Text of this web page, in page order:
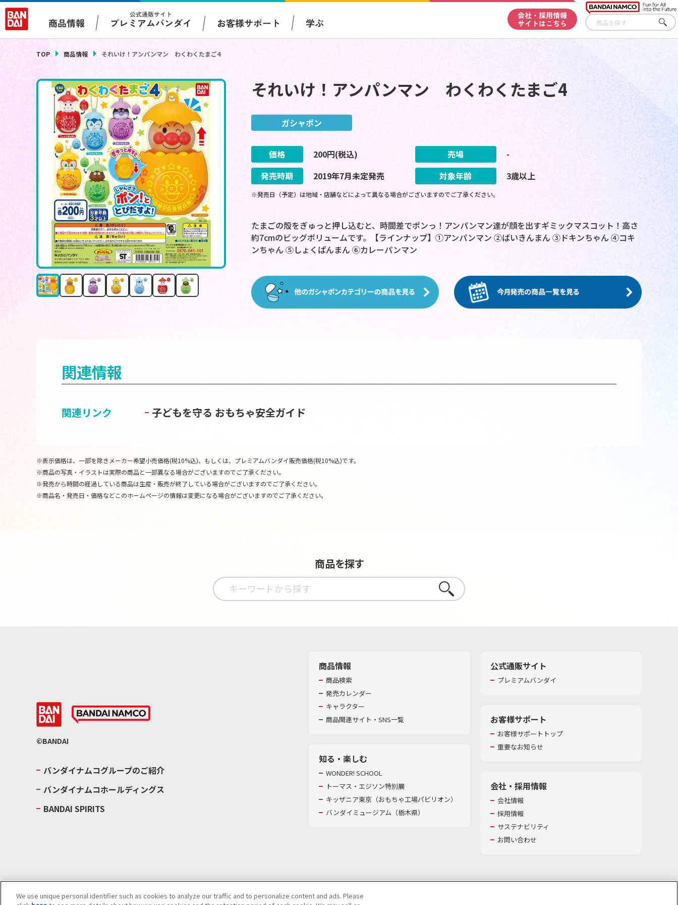
商品情報
公式通販サイト
プレミアムバンダイ お客様サポート 学ぶ
会社・採用情報
サイトはこちら
さが
す
TOP 商品情報 それいけ！アンパンマン わくわくたまご4
それいけ！アンパンマン わくわくたまご4
ガシャポン
価格 200円(税込) 売場
-
発売時期
2019年7月未定発売 対象年齢 3歳以上
※発売日（予定）は地域・店舗などによって異なる場合がございますのでご了承ください。
たまごの殻をぎゅっと押し込むと、時間差でポンっ！アンパンマン達が顔を出すギミックマスコット！高さ
約7cmのビッグボリュームです。【ラインナップ】①アンパンマン ②ばいきんまん ③ドキンちゃん ④コキ
ンちゃん ⑤しょくぱんまん ⑥カレーパンマン
関連情報
関連リンク 子どもを守る おもちゃ安全ガイド
※表示価格は、一部を除きメーカー希望小売価格(税10%込)、もしくは、プレミアムバンダイ販売価格(税10%込)です。
※商品の写真・イラストは実際の商品と一部異なる場合がございますのでご了承ください。
※発売から時間の経過している商品は生産・販売が終了している場合がございますのでご了承ください。
※商品名・発売日・価格などこのホームページの情報は変更になる場合がございますのでご了承ください。
商品を探す
さがす
©BANDAI
バンダイナムコグループのご紹介
バンダイナムコホールディングス
BANDAI SPIRITS
商品情報
商品検索
発売カレンダー
キャラクター
商品関連サイト・SNS一覧
知る・楽しむ
WONDER! SCHOOL
トーマス・エジソン特別展
キッザニア東京（おもちゃ工場パビリオン）​
バンダイミュージアム（栃木県）
公式通販サイト
プレミアムバンダイ
お客様サポート
お客様サポートトップ
重要なお知らせ
会社・採用情報
会社情報
採用情報
サステナビリティ
お問い合わせ
We use unique personal identifier such as cookies to analyze our traffic and to personalize content and ads. Please